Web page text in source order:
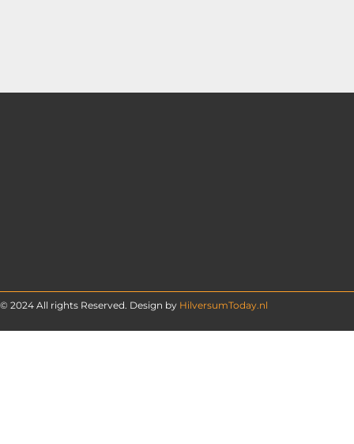
© 2024 All rights Reserved. Design by HilversumToday.nl